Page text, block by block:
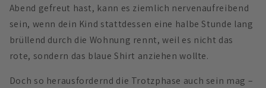
Abend gefreut hast, kann es ziemlich nervenaufreibend
sein, wenn dein Kind stattdessen eine halbe Stunde lang
brüllend durch die Wohnung rennt, weil es nicht das
rote, sondern das blaue Shirt anziehen wollte.
Doch so herausfordernd die Trotzphase auch sein mag –